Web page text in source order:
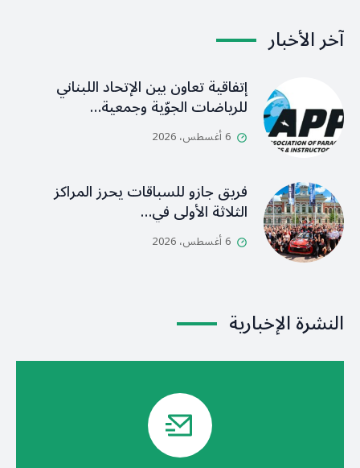
آخر الأخبار
إتفاقية تعاون بين الإتحاد اللبناني
للرياضات الجوّية وجمعية…
6 أغسطس، 2026
فريق جازو للسباقات يحرز المراكز
الثلاثة الأولى في…
6 أغسطس، 2026
النشرة الإخبارية